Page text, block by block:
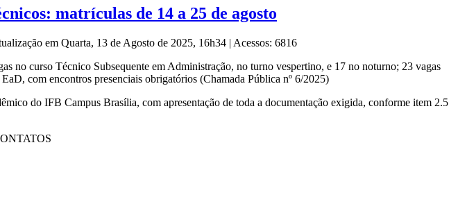
matrículas de 14 a 25 de agosto
em Quarta, 13 de Agosto de 2025, 16h34 | Acessos: 6816
no curso Técnico Subsequente em Administração, no turno vespertino, e 17 no noturno; 23 vagas
com encontros presenciais obrigatórios (Chamada Pública nº 6/2025)
do IFB Campus Brasília, com apresentação de toda a documentação exigida, conforme item 2.5